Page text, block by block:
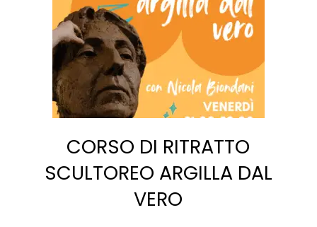
CORSO DI RITRATTO
SCULTOREO ARGILLA DAL
VERO